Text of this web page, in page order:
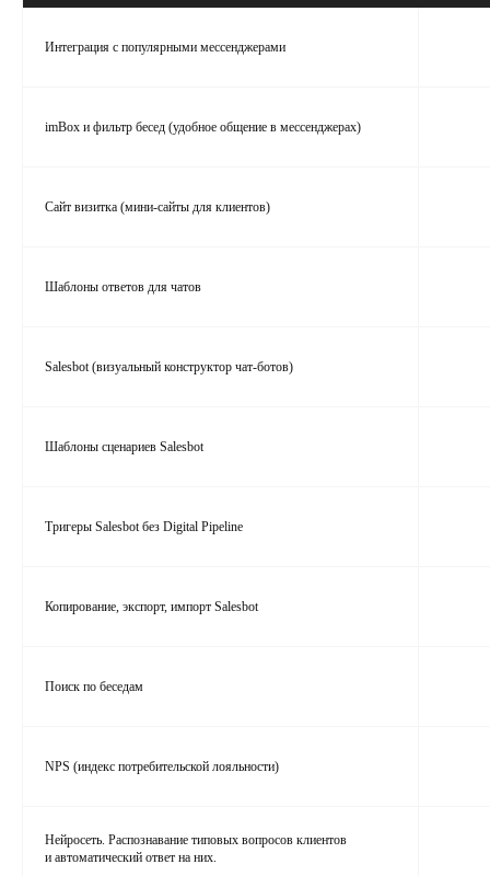
Интеграция с популярными мессенджерами
imBox и фильтр бесед (удобное общение в мессенджерах)
Сайт визитка (мини-сайты для клиентов)
Шаблоны ответов для чатов
Salesbot (визуальный конструктор чат‑ботов)
Шаблоны сценариев Salesbot
Тригеры Salesbot без Digital Pipeline
Копирование, экспорт, импорт Salesbot
Поиск по беседам
NPS (индекс потребительской лояльности)
Нейросеть. Распознавание типовых вопросов клиентов
и автоматический ответ на них.